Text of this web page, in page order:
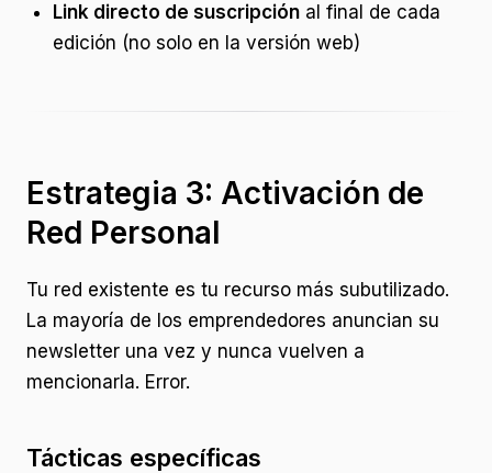
Link directo de suscripción al final de cada
edición (no solo en la versión web)
Estrategia 3: Activación de
Red Personal
Tu red existente es tu recurso más subutilizado.
La mayoría de los emprendedores anuncian su
newsletter una vez y nunca vuelven a
mencionarla. Error.
Tácticas específicas